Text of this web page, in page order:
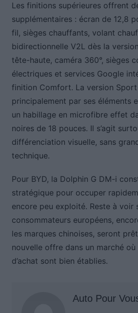
Les finitions supérieures offrent
supplémentaires : écran de 12,8
fil, sièges chauffants, volant
bidirectionnelle V2L dès la
tête-haute, caméra 360°, sièges
électriques et services Google
finition Comfort. La version
principalement par ses éléments
un habillage en microfibre effet
noires de 18 pouces. Il s’agit
différenciation visuelle, sans
technique.
Pour BYD, la Dolphin G DM-i
stratégique pour occuper
encore peu exploité. Reste à voir
consommateurs européens,
les marques chinoises, seront
nouvelle offre dans un marché
d’achat sont bien établies.
Auto Pour